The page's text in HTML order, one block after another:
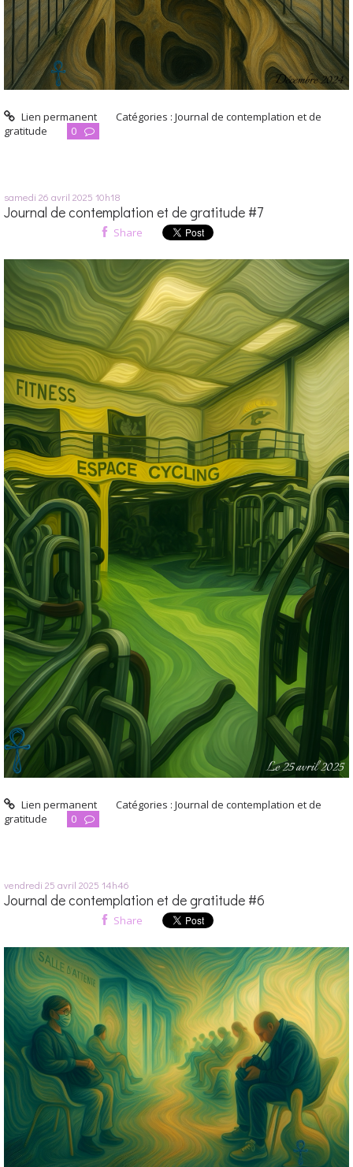
Lien permanent Catégories :Journal de contemplation et de
gratitude
0
samedi 26 avril 2025 10h18
Journal de contemplation et de gratitude #7
Share
Lien permanent Catégories :Journal de contemplation et de
gratitude
0
vendredi 25 avril 2025 14h46
Journal de contemplation et de gratitude #6
Share